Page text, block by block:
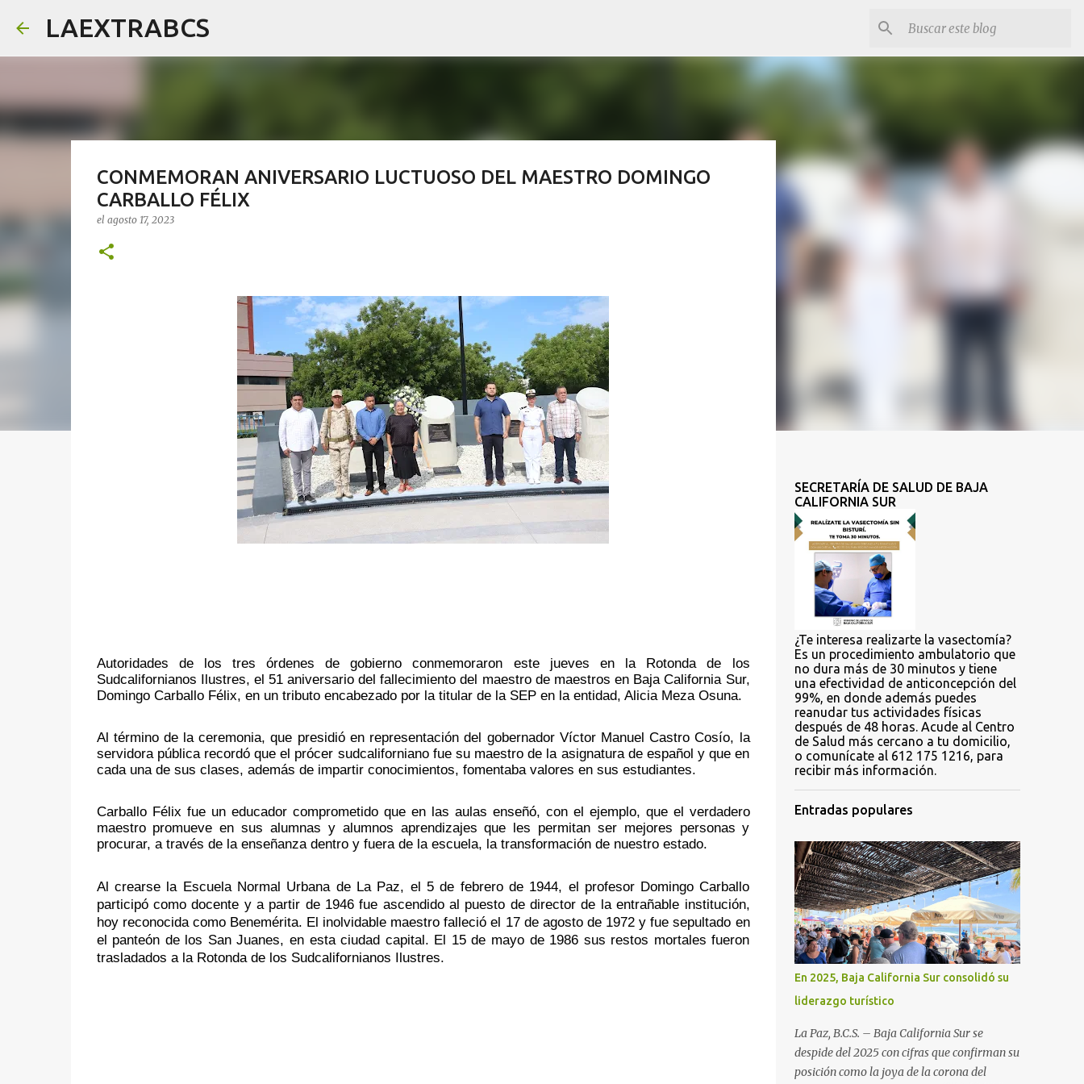
LAEXTRABCS
CONMEMORAN ANIVERSARIO LUCTUOSO DEL MAESTRO DOMINGO
CARBALLO FÉLIX
el agosto 17, 2023
Autoridades de los tres órdenes de gobierno conmemoraron este jueves en la Rotonda de los
Sudcalifornianos Ilustres, el 51 aniversario del fallecimiento del maestro de maestros en Baja California Sur,
Domingo Carballo Félix, en un tributo encabezado por la titular de la SEP en la entidad, Alicia Meza Osuna.
Al término de la ceremonia, que presidió en representación del gobernador Víctor Manuel Castro Cosío, la
servidora pública recordó que el prócer sudcaliforniano fue su maestro de la asignatura de español y que en
cada una de sus clases, además de impartir conocimientos, fomentaba valores en sus estudiantes.
Carballo Félix fue un educador comprometido que en las aulas enseñó, con el ejemplo, que el verdadero
maestro promueve en sus alumnas y alumnos aprendizajes que les permitan ser mejores personas y
procurar, a través de la enseñanza dentro y fuera de la escuela, la transformación de nuestro estado.
Al crearse la Escuela Normal Urbana de La Paz, el 5 de febrero de 1944, el profesor Domingo Carballo
participó como docente y a partir de 1946 fue ascendido al puesto de director de la entrañable institución,
hoy reconocida como Benemérita. El inolvidable maestro falleció el 17 de agosto de 1972 y fue sepultado en
el panteón de los San Juanes, en esta ciudad capital. El 15 de mayo de 1986 sus restos mortales fueron
trasladados a la Rotonda de los Sudcalifornianos Ilustres.
SECRETARÍA DE SALUD DE BAJA
CALIFORNIA SUR
¿Te interesa realizarte la vasectomía?
Es un procedimiento ambulatorio que
no dura más de 30 minutos y tiene
una efectividad de anticoncepción del
99%, en donde además puedes
reanudar tus actividades físicas
después de 48 horas. Acude al Centro
de Salud más cercano a tu domicilio,
o comunícate al 612 175 1216, para
recibir más información.
Entradas populares
En 2025, Baja California Sur consolidó su
liderazgo turístico
La Paz, B.C.S. – Baja California Sur se
despide del 2025 con cifras que confirman su
posición como la joya de la corona del